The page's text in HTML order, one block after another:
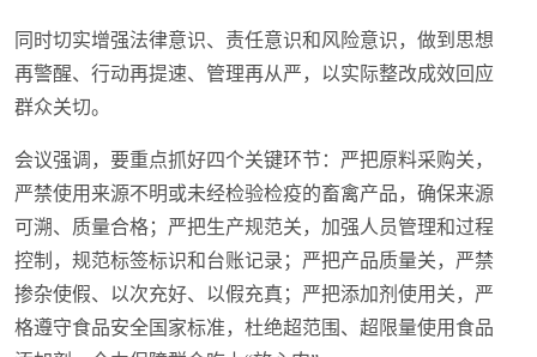
同时切实增强法律意识、责任意识和风险意识，做到思想
再警醒、行动再提速、管理再从严，以实际整改成效回应
群众关切。
会议强调，要重点抓好四个关键环节：严把原料采购关，
严禁使用来源不明或未经检验检疫的畜禽产品，确保来源
可溯、质量合格；严把生产规范关，加强人员管理和过程
控制，规范标签标识和台账记录；严把产品质量关，严禁
掺杂使假、以次充好、以假充真；严把添加剂使用关，严
格遵守食品安全国家标准，杜绝超范围、超限量使用食品